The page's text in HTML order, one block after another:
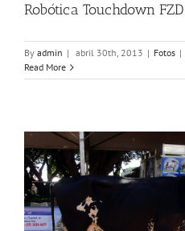
Robótica Touchdown FZD
By admin | abril 30th, 2013 | Fotos |
Read More